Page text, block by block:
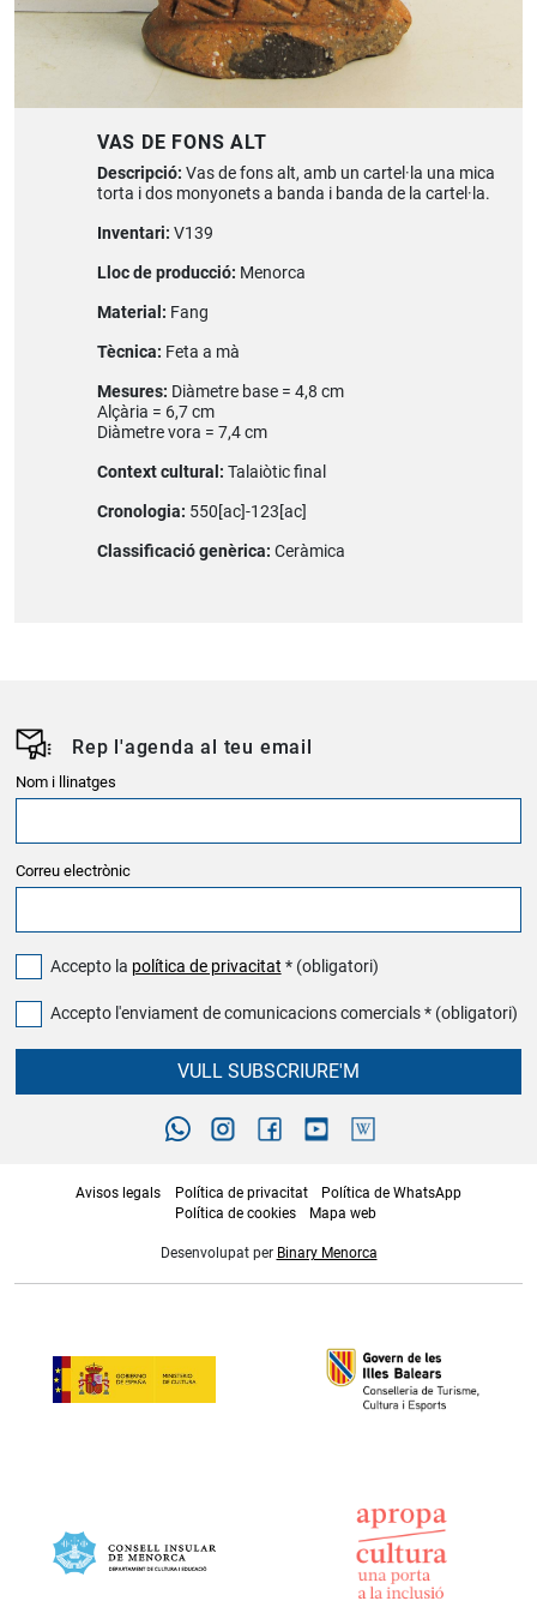
VAS DE FONS ALT
Descripció: Vas de fons alt, amb un cartel·la una mica
torta i dos monyonets a banda i banda de la cartel·la.
Inventari: V139
Lloc de producció: Menorca
Material: Fang
Tècnica: Feta a mà
Mesures: Diàmetre base = 4,8 cm
Alçària = 6,7 cm
Diàmetre vora = 7,4 cm
Context cultural: Talaiòtic final
Cronologia: 550[ac]-123[ac]
Classificació genèrica: Ceràmica
Rep l'agenda al teu email
Nom i llinatges
Correu electrònic
Accepto la política de privacitat * (obligatori)
Accepto l'enviament de comunicacions comercials * (obligatori)
VULL SUBSCRIURE'M
Avisos legals Política de privacitat
Política de WhatsApp
Política de cookies
Mapa web
Desenvolupat per Binary Menorca